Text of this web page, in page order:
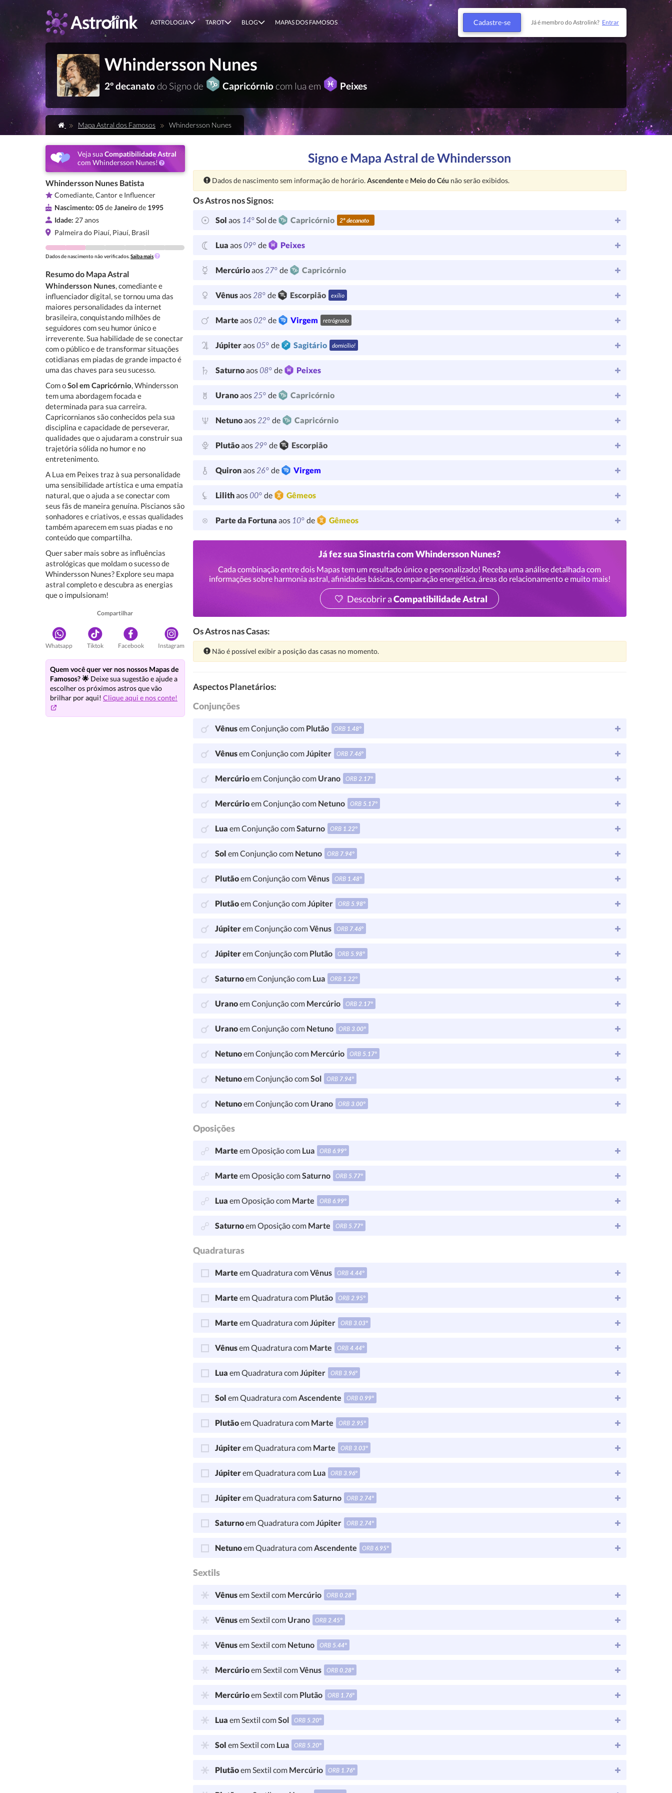
ASTROLOGIA TAROT BLOG MAPAS DOS FAMOSOS Cadastre-se Já é membro do Astrolink? Entrar
Whindersson Nunes
2º decanatodo Signo de Capricórniocom lua em Peixes
Mapa Astral dos Famosos Whindersson Nunes
Veja suaCompatibilidade Astral
com Whindersson Nunes!
Whindersson Nunes Batista
Comediante, Cantor e Influencer
Nascimento: 05deJaneirode 1995
Idade: 27 anos
Palmeira do Piauí, Piauí, Brasil
Dados de nascimento não verificados. Saiba mais
Resumo do Mapa Astral
Whindersson Nunes, comediante e
influenciador digital, se tornou uma das
maiores personalidades da internet
brasileira, conquistando milhões de
seguidores com seu humor único e
irreverente. Sua habilidade de se conectar
com o público e de transformar situações
cotidianas em piadas de grande impacto é
uma das chaves para seu sucesso.
Com oSol em Capricórnio, Whindersson
tem uma abordagem focada e
determinada para sua carreira.
Capricornianos são conhecidos pela sua
disciplina e capacidade de perseverar,
qualidades que o ajudaram a construir sua
trajetória sólida no humor e no
entretenimento.
A Lua em Peixes traz à sua personalidade
uma sensibilidade artística e uma empatia
natural, que o ajuda a se conectar com
seus fãs de maneira genuína. Piscianos são
sonhadores e criativos, e essas qualidades
também aparecem em suas piadas e no
conteúdo que compartilha.
Quer saber mais sobre as influências
astrológicas que moldam o sucesso de
Whindersson Nunes? Explore seu mapa
astral completo e descubra as energias
que o impulsionam!
Compartilhar
Whatsapp Tiktok Facebook Instagram
Quem você quer ver nos nossos Mapas de
Famosos? 🌟 Deixe sua sugestão e ajude a
escolher os próximos astros que vão
brilhar por aqui! Clique aqui e nos conte!
Signo e Mapa Astral de Whindersson
Atenção:
Dados de nascimento sem informação de horário. Ascendentee Meio do Céu não serão exibidos.
Os Astros nos Signos:
Sol aos 14°Sol de Capricórnio 2º decanato
Lua aos09° de Peixes
Mercúrioaos27° de Capricórnio
Vênusaos28° de Escorpião exílio
Marteaos02° de Virgem retrógrado
Júpiteraos05° de Sagitário domicílio!
Saturnoaos08° de Peixes
Uranoaos25° de Capricórnio
Netunoaos22° de Capricórnio
Plutãoaos29° de Escorpião
Quironaos26° de Virgem
Lilithaos00° de Gêmeos
Parte da Fortuna aos 10° de Gêmeos
Já fez sua Sinastria com Whindersson Nunes?
Cada combinação entre dois Mapas tem um resultado único e personalizado! Receba uma análise detalhada com
informações sobre harmonia astral, afinidades básicas, comparação energética, áreas do relacionamento e muito mais!
Descobrir aCompatibilidade Astral
Os Astros nas Casas:
Atenção:
Não é possível exibir a posição das casas no momento.
Aspectos Planetários:
Conjunções
Vênusem Conjunção com Plutão ORB 1.48°
Vênusem Conjunção comJúpiter ORB 7.46°
Mercúrioem Conjunção com Urano ORB2.17°
Mercúrioem Conjunção com Netuno ORB 5.17°
Lua em Conjunção comSaturno ORB 1.22°
Sol em Conjunção com Netuno ORB 7.94°
Plutãoem Conjunção comVênus ORB 1.48°
Plutãoem Conjunção comJúpiter ORB 5.98°
Júpiterem Conjunção comVênus ORB 7.46°
Júpiterem Conjunção com Plutão ORB 5.98°
Saturnoem Conjunção com Lua ORB 1.22°
Uranoem Conjunção com Mercúrio ORB2.17°
Uranoem Conjunção com Netuno ORB3.00°
Netunoem Conjunção com Mercúrio ORB 5.17°
Netunoem Conjunção comSol ORB 7.94°
Netunoem Conjunção com Urano ORB3.00°
Oposições
Marteem Oposição com Lua ORB6.99°
Marteem Oposição comSaturno ORB 5.77°
Lua em Oposição com Marte ORB6.99°
Saturnoem Oposição com Marte ORB 5.77°
Quadraturas
Marteem Quadratura comVênus ORB4.44°
Marteem Quadratura com Plutão ORB2.95°
Marteem Quadratura comJúpiter ORB3.03°
Vênusem Quadratura com Marte ORB4.44°
Lua em Quadratura comJúpiter ORB3.96°
Sol em Quadratura comAscendente ORB0.99°
Plutãoem Quadratura com Marte ORB2.95°
Júpiterem Quadratura com Marte ORB3.03°
Júpiterem Quadratura com Lua ORB3.96°
Júpiterem Quadratura comSaturno ORB2.74°
Saturnoem Quadratura comJúpiter ORB2.74°
Netunoem Quadratura comAscendente ORB6.95°
Sextils
Vênusem Sextil com Mercúrio ORB0.28°
Vênusem Sextil com Urano ORB2.45°
Vênusem Sextil com Netuno ORB 5.44°
Mercúrioem Sextil comVênus ORB0.28°
Mercúrioem Sextil com Plutão ORB 1.76°
Lua em Sextil comSol ORB 5.20°
Sol em Sextil com Lua ORB 5.20°
Plutãoem Sextil com Mercúrio ORB 1.76°